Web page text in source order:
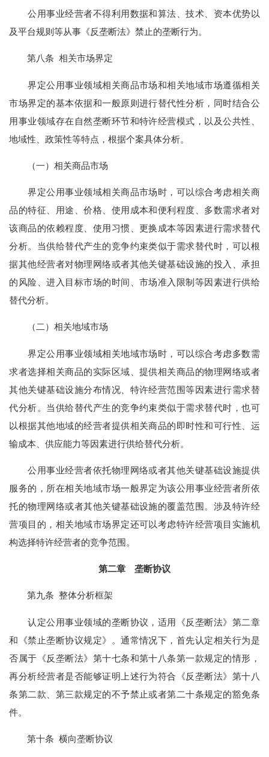
公用事业经营者不得利用数据和算法、技术、资本优势以
及平台规则等从事《反垄断法》禁止的垄断行为。
第八条 相关市场界定
界定公用事业领域相关商品市场和相关地域市场遵循相关
市场界定的基本依据和一般原则进行替代性分析，同时结合公
用事业领域存在自然垄断环节和特许经营模式，以及公共性、
地域性、政策性等特点，根据个案具体分析。
（一）相关商品市场
界定公用事业领域相关商品市场时，可以综合考虑相关商
品的特征、用途、价格、使用成本和便利程度、多数需求者对
该商品的依赖程度、使用习惯、更换成本等因素进行需求替代
分析。当供给替代产生的竞争约束类似于需求替代时，可以根
据其他经营者对物理网络或者其他关键基础设施的投入、承担
的风险、进入目标市场的时间、市场准入限制等因素进行供给
替代分析。
（二）相关地域市场
界定公用事业领域相关地域市场时，可以综合考虑多数需
求者选择相关商品的实际区域、提供相关商品的物理网络或者
其他关键基础设施分布情况、特许经营范围等因素进行需求替
代分析。当供给替代产生的竞争约束类似于需求替代时，也可
以根据其他地域的经营者提供相关商品的即时性和可行性、运
输成本、供应能力等因素进行供给替代分析。
公用事业经营者依托物理网络或者其他关键基础设施提供
服务的，所在相关地域市场一般界定为该公用事业经营者所依
托的物理网络或者其他关键基础设施的覆盖范围。涉及特许经
营项目的，相关地域市场界定还可以考虑特许经营项目实施机
构选择特许经营者的竞争范围。
第二章 垄断协议
第九条 整体分析框架
认定公用事业领域的垄断协议，适用《反垄断法》第二章
和《禁止垄断协议规定》。通常情况下，首先认定相关行为是
否属于《反垄断法》第十七条和第十八条第一款规定的情形，
再分析经营者是否能够证明上述行为符合《反垄断法》第十八
条第二款、第三款规定的不予禁止或者第二十条规定的豁免条
件。
第十条 横向垄断协议